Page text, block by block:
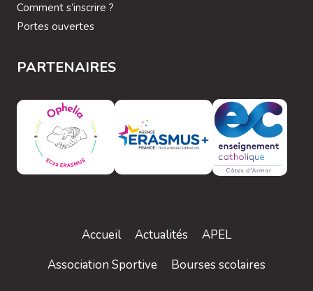
Comment s’inscrire ?
Portes ouvertes
PARTENAIRES
Accueil Actualités
APEL
Association Sportive
Bourses scolaires